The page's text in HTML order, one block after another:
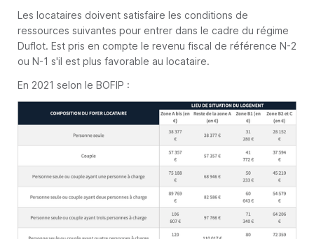
Les locataires doivent satisfaire les conditions de
ressources suivantes pour entrer dans le cadre du régime
Duflot. Est pris en compte le revenu fiscal de référence N-2
ou N-1 s'il est plus favorable au locataire.
En 2021 selon le BOFIP :